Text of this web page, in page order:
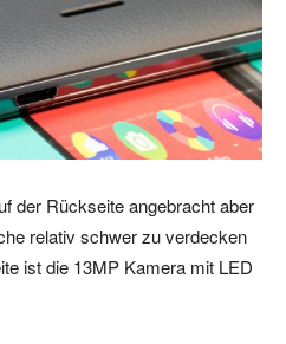
der Rückseite angebracht aber
relativ schwer zu verdecken
ist die 13MP Kamera mit LED